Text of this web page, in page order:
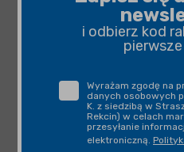
i odbierz kod
Wyrażam zgodę na
danych osobowych
K. z siedzibą w
Rekcin) w celach
przesyłanie
elektroniczną.